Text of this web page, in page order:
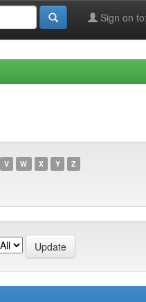
Sign on to:
V W X Y Z